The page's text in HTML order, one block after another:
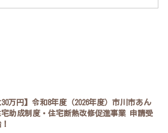
30万円】令和8年度（2026年度）市川市あん
宅助成制度・住宅断熱改修促進事業 申請受